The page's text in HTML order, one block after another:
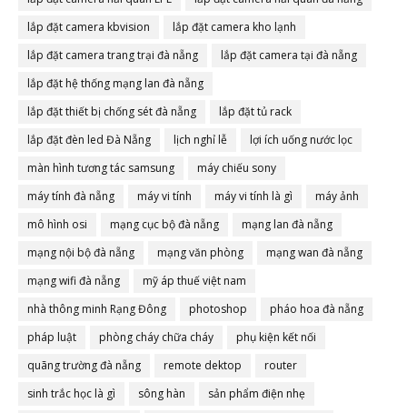
lắp đặt camera kbvision
lắp đặt camera kho lạnh
lắp đặt camera trang trại đà nẵng
lắp đặt camera tại đà nẵng
lắp đặt hệ thống mạng lan đà nẵng
lắp đặt thiết bị chống sét đà nẵng
lắp đặt tủ rack
lắp đặt đèn led Đà Nẵng
lịch nghỉ lễ
lợi ích uống nước lọc
màn hình tương tác samsung
máy chiếu sony
máy tính đà nẵng
máy vi tính máy vi tính là gì
máy ảnh
mô hình osi
mạng cục bộ đà nẵng
mạng lan đà nẵng
mạng nội bộ đà nẵng
mạng văn phòng
mạng wan đà nẵng
mạng wifi đà nẵng
mỹ áp thuế việt nam
nhà thông minh Rạng Đông
photoshop
pháo hoa đà nẵng
pháp luật
phòng cháy chữa cháy
phụ kiện kết nối
quãng trường đà nẵng
remote dektop
router
sinh trắc học là gì
sông hàn
sản phẩm điện nhẹ